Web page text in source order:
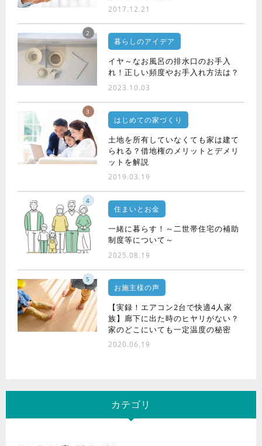
2017.12.21
2
暮らしのアイデア
イヤ～なお風呂の排水口のお手入
れ！正しい頻度やお手入れ方法は？
2023.10.03
3
はじめての家づくり
土地を所有していなくても家は建て
られる？借地権のメリットとデメリ
ットを解説
2019.03.19
4
住まいとお金
一緒に暮らす！～二世帯住宅の補助
制度等について～
2025.08.19
5
お施主様の声
【実録！エアコン2台で快適4人家
族】廊下に出た時のヒヤリがない？
家のどこにいても一定温度の秘密
2020.06.19
カテゴリ